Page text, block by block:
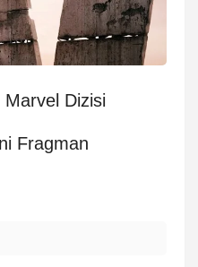
Marvel Dizisi
Fragman